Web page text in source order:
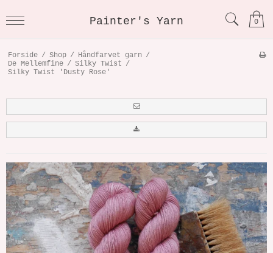
Painter's Yarn 0
Forside / Shop / Håndfarvet garn /
De Mellemfine / Silky Twist /
Silky Twist 'Dusty Rose'